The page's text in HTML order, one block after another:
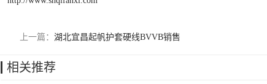
上一篇： 湖北宜昌起帆护套硬线BVVB销售
相关推荐